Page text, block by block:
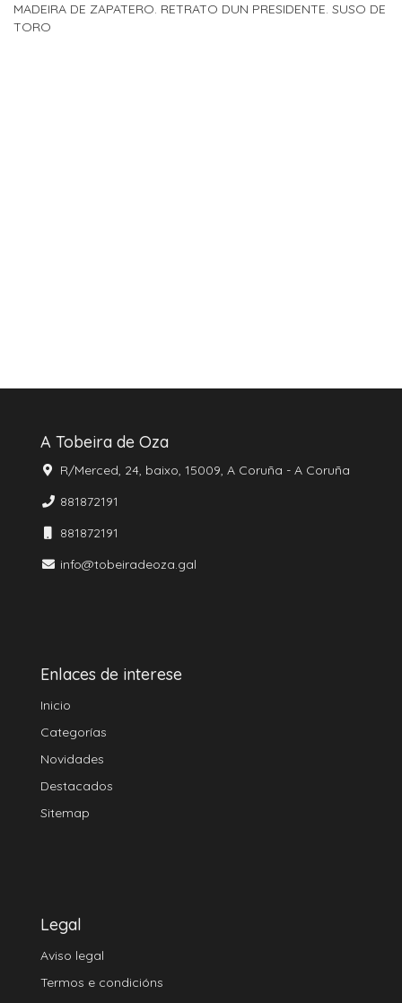
MADEIRA DE ZAPATERO. RETRATO DUN PRESIDENTE. SUSO DE
TORO
A Tobeira de Oza
R/Merced, 24, baixo, 15009, A Coruña - A Coruña
881872191
881872191
info@tobeiradeoza.gal
Enlaces de interese
Inicio
Categorías
Novidades
Destacados
Sitemap
Legal
Aviso legal
Termos e condicións